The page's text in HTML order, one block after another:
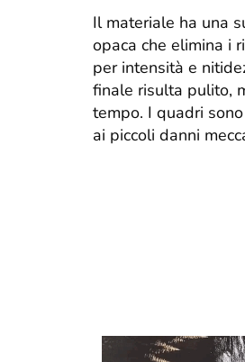
Il materiale ha una
opaca che elimina i
per intensità e
finale risulta pulito,
tempo. I quadri
ai piccoli danni